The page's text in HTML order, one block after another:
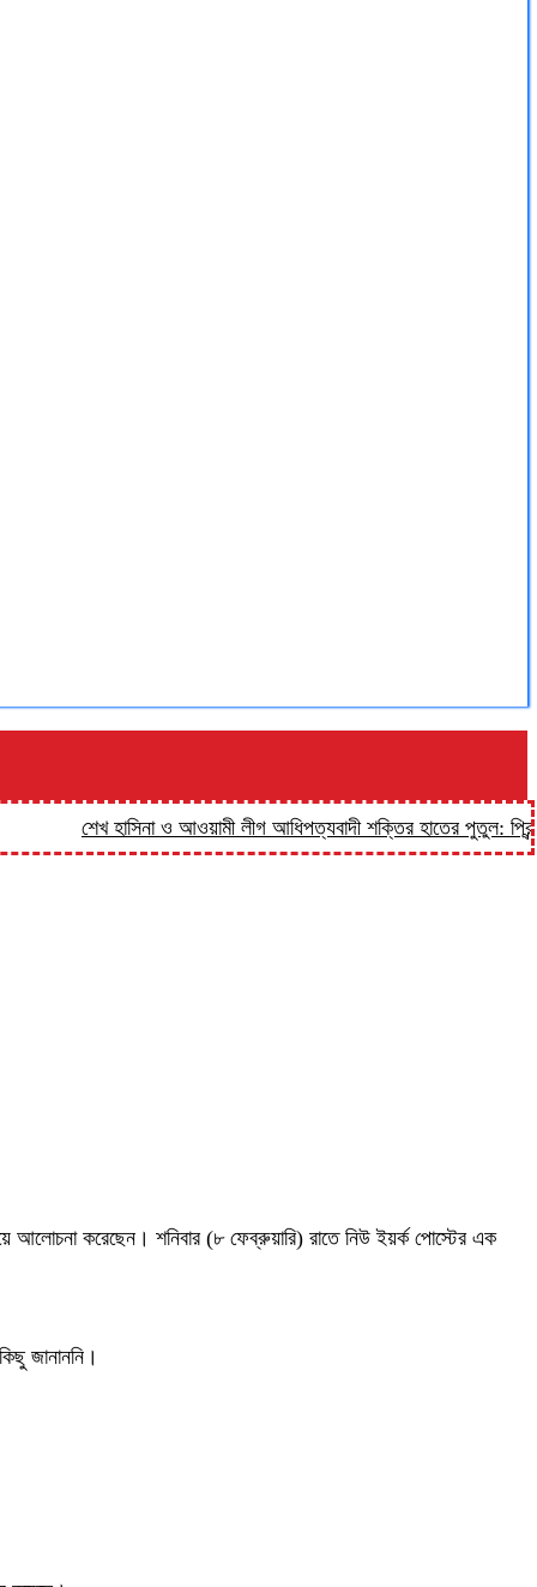
শেখ হাসিনা ও আওয়ামী লীগ আধিপত্যবাদী শক্তির হাতের পুতুল: প্রিন্স
আলোচনা করেছেন। শনিবার (৮ ফেব্রুয়ারি) রাতে নিউ ইয়র্ক পোস্টের এক
জানাননি।